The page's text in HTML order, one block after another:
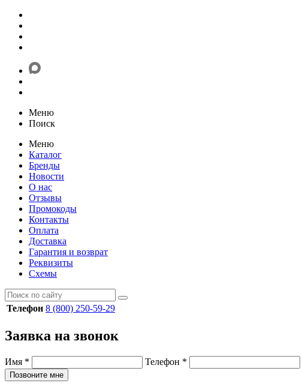
Меню
Поиск
Меню
Каталог
Бренды
Новости
О нас
Отзывы
Промокоды
Контакты
Оплата
Доставка
Гарантия и возврат
Реквизиты
Схемы
Телефон 8 (800) 250-59-29
Заявка на звонок
Имя * Телефон *
Позвоните мне